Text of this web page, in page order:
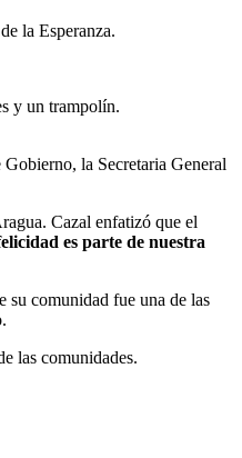
la Esperanza.
y un trampolín.
la Secretaria General
Cazal enfatizó que el
es parte de nuestra
su comunidad fue una de las
las comunidades.